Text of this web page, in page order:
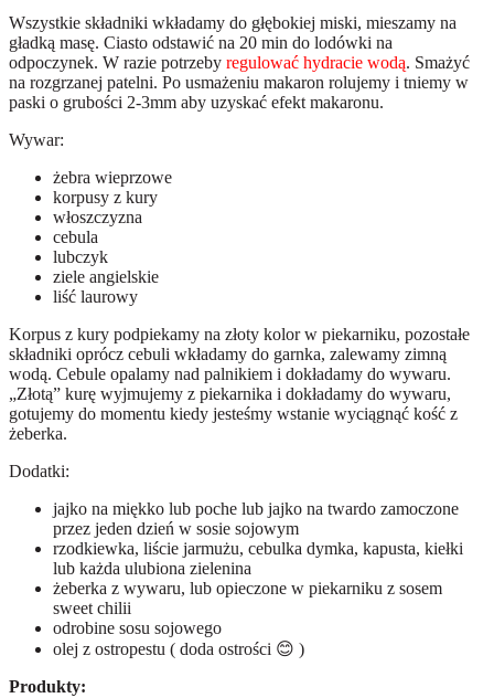
Wszystkie składniki wkładamy do głębokiej miski, mieszamy na
gładką masę. Ciasto odstawić na 20 min do lodówki na
odpoczynek. W razie potrzeby regulować hydracie wodą. Smażyć
na rozgrzanej patelni. Po usmażeniu makaron rolujemy i tniemy w
paski o grubości 2-3mm aby uzyskać efekt makaronu.
Wywar:
żebra wieprzowe
korpusy z kury
włoszczyzna
cebula
lubczyk
ziele angielskie
liść laurowy
Korpus z kury podpiekamy na złoty kolor w piekarniku, pozostałe
składniki oprócz cebuli wkładamy do garnka, zalewamy zimną
wodą. Cebule opalamy nad palnikiem i dokładamy do wywaru.
„Złotą” kurę wyjmujemy z piekarnika i dokładamy do wywaru,
gotujemy do momentu kiedy jesteśmy wstanie wyciągnąć kość z
żeberka.
Dodatki:
jajko na miękko lub poche lub jajko na twardo zamoczone
przez jeden dzień w sosie sojowym
rzodkiewka, liście jarmużu, cebulka dymka, kapusta, kiełki
lub każda ulubiona zielenina
żeberka z wywaru, lub opieczone w piekarniku z sosem
sweet chilii
odrobine sosu sojowego
olej z ostropestu ( doda ostrości 😊 )
Produkty: